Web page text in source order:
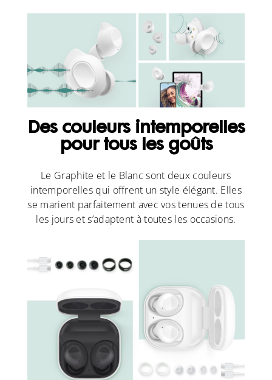
Des couleurs intemporelles
pour tous les goûts
Le Graphite et le Blanc sont deux couleurs
intemporelles qui offrent un style élégant. Elles
se marient parfaitement avec vos tenues de tous
les jours et s’adaptent à toutes les occasions.